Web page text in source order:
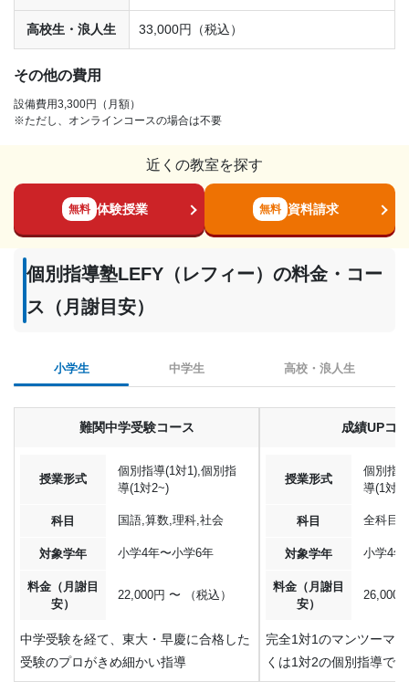
高校生・浪人生 33,000円（税込）
その他の費用
設備費用3,300円（月額）
※ただし、オンラインコースの場合は不要
近くの教室を探す
無料 体験授業 無料 資料請求
個別指導塾LEFY（レフィー）の料金・コー
ス（月謝目安）
小学生 中学生 高校・浪人生
難関中学受験コース
授業形式
個別指導(1対1),個別指
導(1対2~)
科目 国語,算数,理科,社会
対象学年 小学4年〜小学6年
料金（月謝目
安）
22,000円 〜 （税込）
中学受験を経て、東大・早慶に合格した
受験のプロがきめ細かい指導
成績UPコ
授業形式
個別指
導(1対
科目 全科目
対象学年 小学4年
料金（月謝目
安）
26,000
完全1対1のマンツーマ
くは1対2の個別指導で